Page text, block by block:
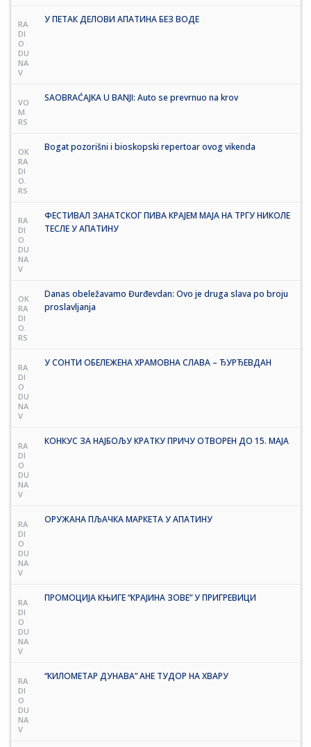
RA
DI
O
DU
NA
V
У ПЕТАК ДЕЛОВИ АПАТИНА БЕЗ ВОДЕ
VO
M.
RS
SAOBRAĆAJKA U BANJI: Auto se prevrnuo na krov
OK
RA
DI
O.
RS
Bogat pozorišni i bioskopski repertoar ovog vikenda
RA
DI
O
DU
NA
V
ФЕСТИВАЛ ЗАНАТСКОГ ПИВА КРАЈЕМ МАЈА НА ТРГУ НИКОЛЕ
ТЕСЛЕ У АПАТИНУ
OK
RA
DI
O.
RS
Danas obeležavamo Đurđevdan: Ovo je druga slava po broju
proslavljanja
RA
DI
O
DU
NA
V
У СОНТИ ОБЕЛЕЖЕНА ХРАМОВНА СЛАВА – ЂУРЂЕВДАН
RA
DI
O
DU
NA
V
КОНКУС ЗА НАЈБОЉУ КРАТКУ ПРИЧУ ОТВОРЕН ДО 15. МАЈА
RA
DI
O
DU
NA
V
ОРУЖАНА ПЉАЧКА МАРКЕТА У АПАТИНУ
RA
DI
O
DU
NA
V
ПРОМОЦИЈА КЊИГЕ “КРАЈИНА ЗОВЕ” У ПРИГРЕВИЦИ
RA
DI
O
DU
NA
V
“КИЛОМЕТАР ДУНАВА” АНЕ ТУДОР НА ХВАРУ